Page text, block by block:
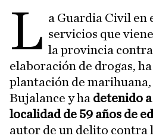
L a Guardia Civil en
servicios que
la provincia
elaboración de drogas,
plantación de
Bujalance y ha detenido
localidad de 59 años de
autor de un delito contra